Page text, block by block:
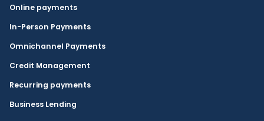
Online payments
In-Person Payments
Omnichannel Payments
Credit Management
Recurring payments
Business Lending